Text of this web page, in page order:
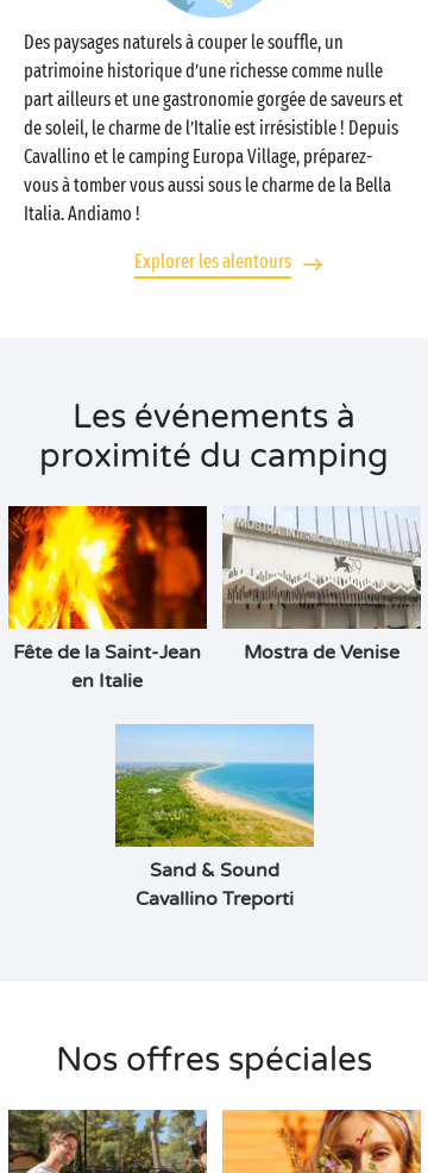
Des paysages naturels à couper le souffle, un
patrimoine historique d’une richesse comme nulle
part ailleurs et une gastronomie gorgée de saveurs et
de soleil, le charme de l’Italie est irrésistible ! Depuis
Cavallino et le camping Europa Village, préparez-
vous à tomber vous aussi sous le charme de la Bella
Italia. Andiamo !
Explorer les alentours
Les événements à
proximité du camping
Fête de la Saint-Jean
en Italie
Mostra de Venise
Sand & Sound
Cavallino Treporti
Nos offres spéciales